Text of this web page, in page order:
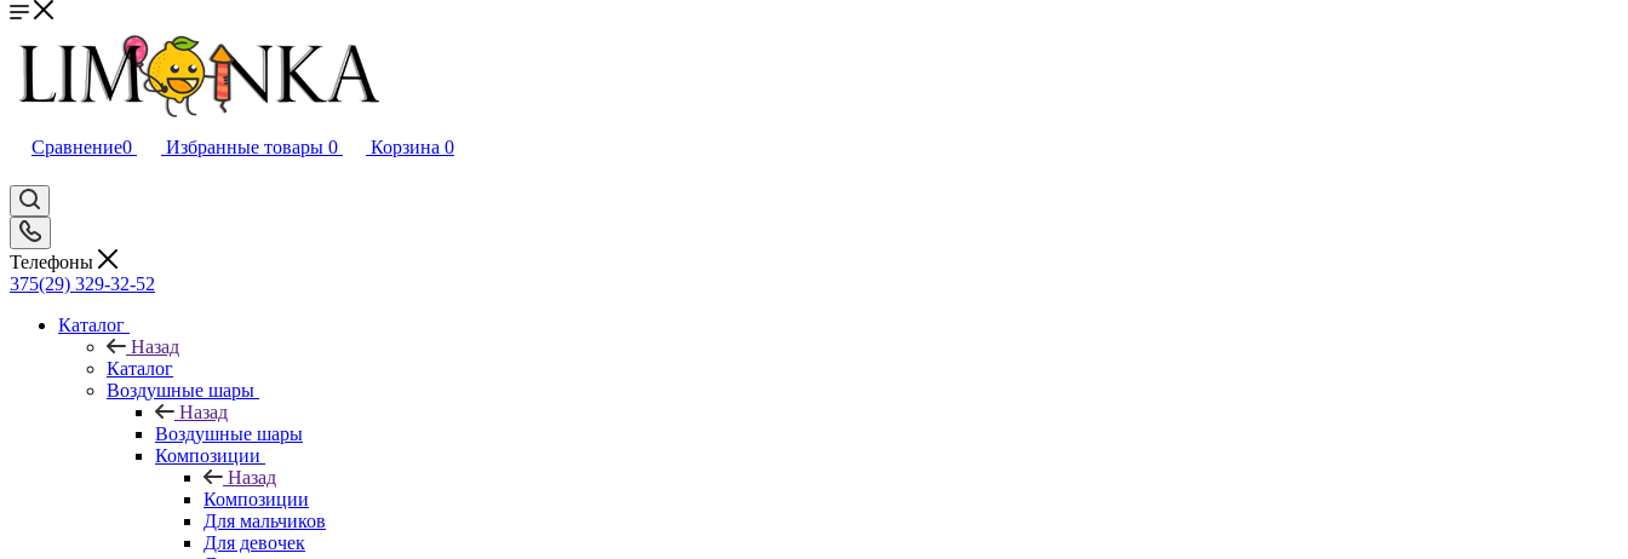
Сравнение0 Избранные товары 0 Корзина 0
Телефоны
375(29) 329-32-52
Каталог
Назад
Каталог
Воздушные шары
Назад
Воздушные шары
Композиции
Назад
Композиции
Для мальчиков
Для девочек